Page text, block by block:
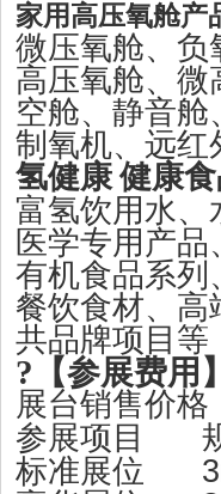
家用高压氧舱产
微压氧舱、负
高压氧舱、微
空舱、静音
制氧机、远红
氢健康 健康
富氢饮用水、
医学专用产
有机食品系列
餐饮食材、高
共品牌项目等
? 【参展费用】
展台销售价格
参展项目
标准展位